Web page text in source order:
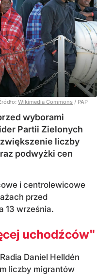
Wikimedia Commons / PAP
wyborami
Partii Zielonych
liczby
podwyżki cen
i centrolewicowe
przed
13 września.
uchodźców"
Daniel Helldén
liczby migrantów